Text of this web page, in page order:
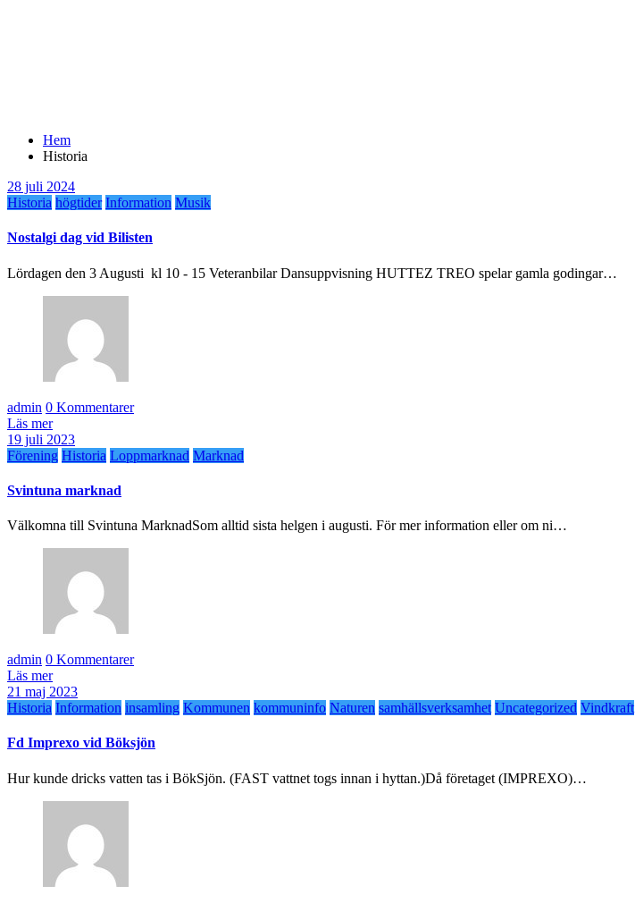
Hem
Historia
28 juli 2024
Historia högtider Information Musik
Nostalgi dag vid Bilisten
Lördagen den 3 Augusti kl 10 - 15 Veteranbilar Dansuppvisning HUTTEZ TREO spelar gamla godingar…
admin 0 Kommentarer
Läs mer
19 juli 2023
Förening Historia Loppmarknad Marknad
Svintuna marknad
Välkomna till Svintuna MarknadSom alltid sista helgen i augusti. För mer information eller om ni…
admin 0 Kommentarer
Läs mer
21 maj 2023
Historia Information insamling Kommunen kommuninfo Naturen samhällsverksamhet Uncategorized Vindkraft
Fd Imprexo vid Böksjön
Hur kunde dricks vatten tas i BökSjön. (FAST vattnet togs innan i hyttan.)Då företaget (IMPREXO)…